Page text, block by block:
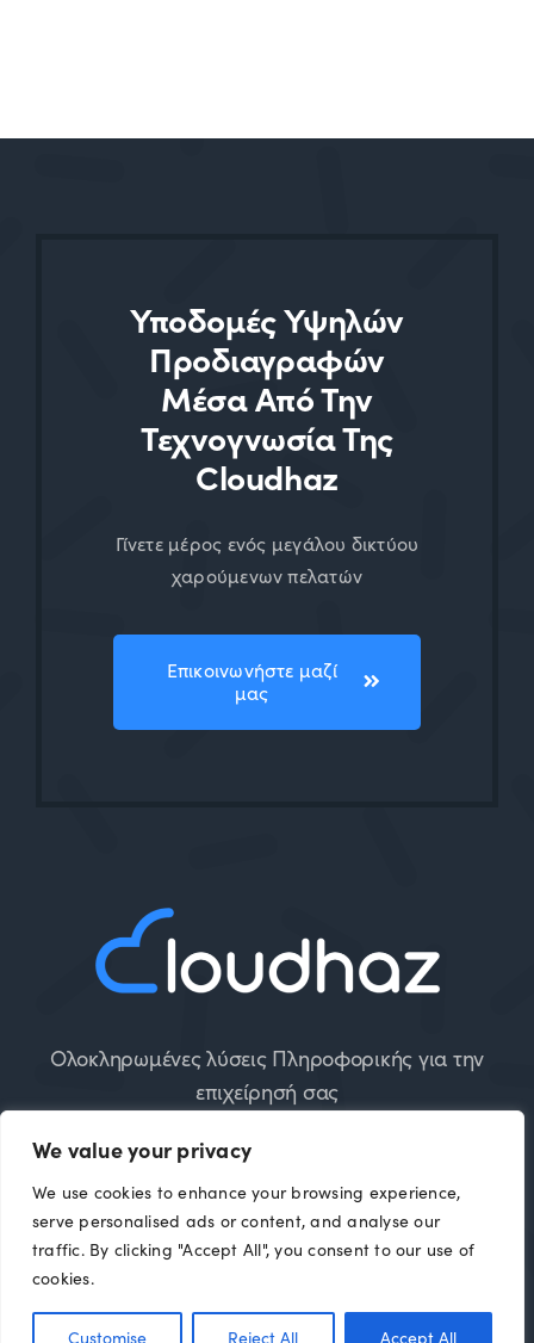
We value your privacy
We use cookies to enhance your browsing experience,
serve personalised ads or content, and analyse our
traffic. By clicking "Accept All", you consent to our use of
cookies.
Customise Reject All Accept All
Υποδομές Υψηλών
Προδιαγραφών
Μέσα Από Την
Τεχνογνωσία Της
Cloudhaz
Γίνετε μέρος ενός μεγάλου δικτύου
χαρούμενων πελατών
Επικοινωνήστε μαζί
μας
Ολοκληρωμένες λύσεις Πληροφορικής για την
επιχείρησή σας
Cloudhaz 2015 – 2026 | All Rights Reserved |
Πολιτική Απορρήτου|Όροι Χρήσης